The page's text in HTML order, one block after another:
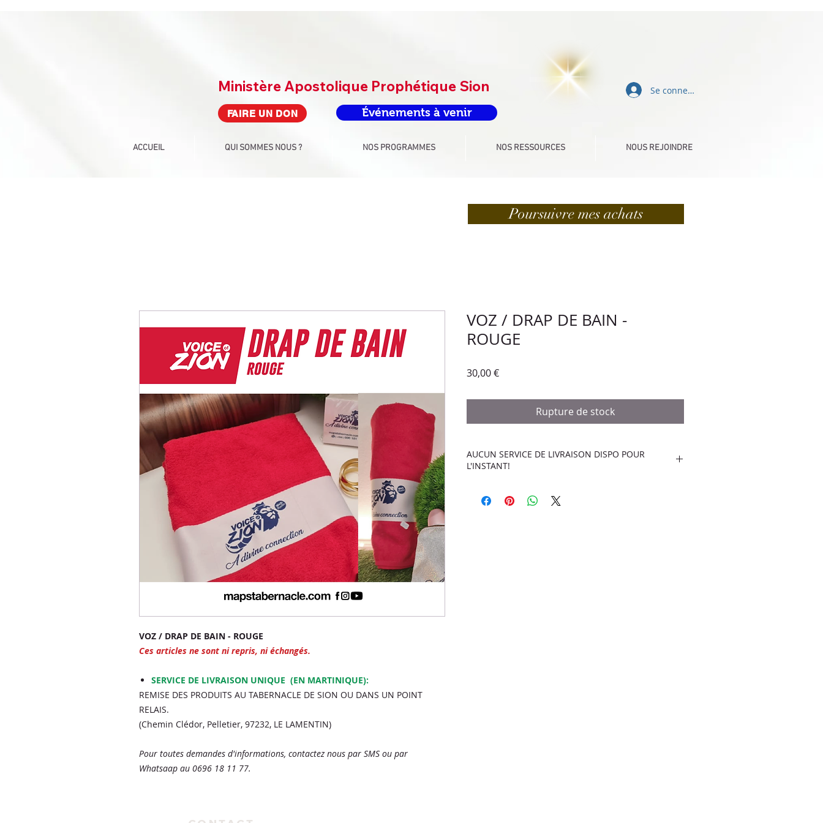
FAIRE UN DON
Ministère Apostolique Prophétique Sion Se connecter
ACCUEIL QUI SOMMES NOUS ? NOS PROGRAMMES NOS RESSOURCES NOUS REJOINDRE
Événements à venir
VOZ / DRAP DE BAIN - ROUGE
Ces articles ne sont ni repris, ni échangés.
SERVICE DE LIVRAISON UNIQUE (EN MARTINIQUE):
REMISE DES PRODUITS AU TABERNACLE DE SION OU DANS UN POINT
RELAIS.
(Chemin Clédor, Pelletier, 97232, LE LAMENTIN)
Pour toutes demandes d'informations, contactez nous par SMS ou par
Whatsaap au 0696 18 11 77.
VOZ / DRAP DE BAIN -
ROUGE
30,00 €Prix
Rupture de stock
AUCUN SERVICE DE LIVRAISON DISPO POUR
L'INSTANT!
PRODUIT UNIQUEMENT POUR LA MARTINIQUE.
Poursuivre mes achats